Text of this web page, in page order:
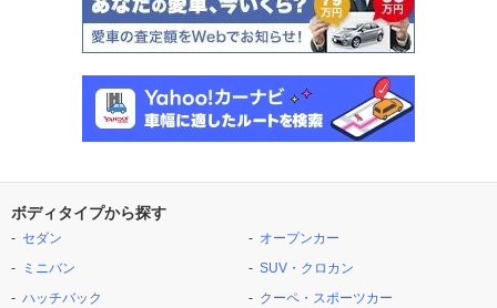
ボディタイプから探す
セダン
ミニバン
ハッチバック
オープンカー
SUV・クロカン
クーペ・スポーツカー